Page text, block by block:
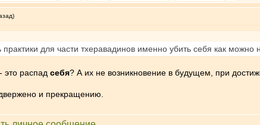
для части тхеравадинов именно убить себя как можно
это распад себя? А их не возникновение в будущем, при
и прекращению.